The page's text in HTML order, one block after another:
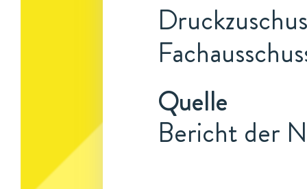
Quelle
Bericht der